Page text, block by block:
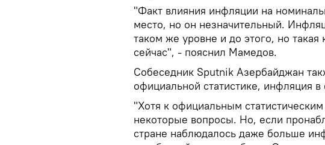
"Факт влияния инфляции на
место, но он незначительный.
таком же уровне и до этого, но такая
сейчас", - пояснил Мамедов.
Собеседник Sputnik Азербайджан
официальной статистике, инфляция в
"Хотя к официальным
некоторые вопросы. Но, если
стране наблюдалось даже больше